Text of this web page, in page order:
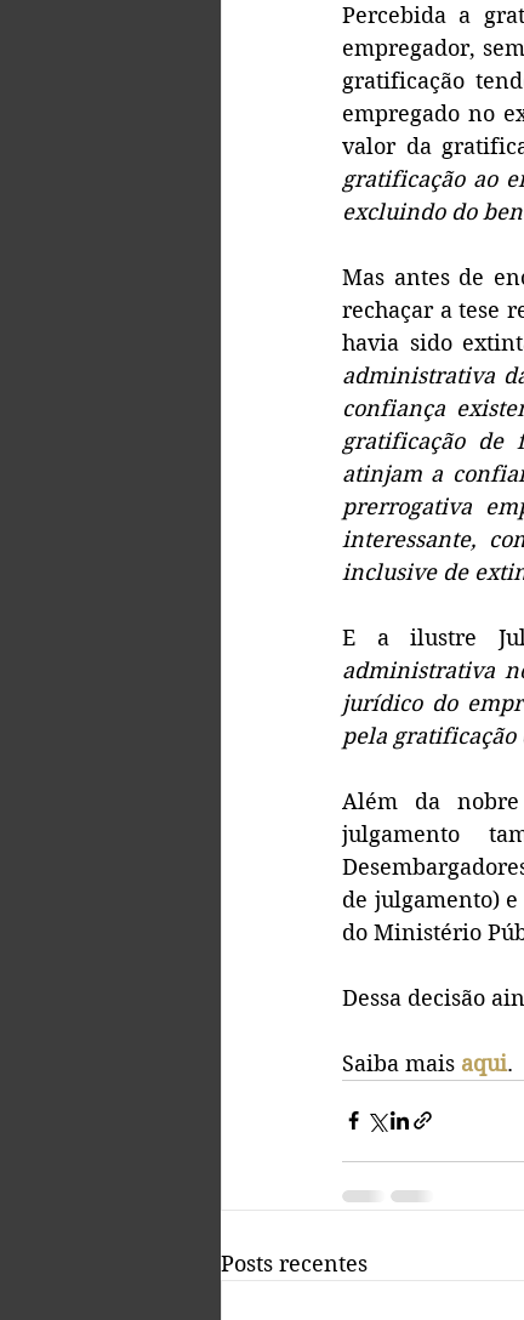
Percebida a
empregador,
gratificação
empregado no
valor da
gratificação ao
excluindo do
Mas antes de
rechaçar a tese
havia sido
administrativa
confiança
gratificação de
atinjam a
prerrogativa
interessante,
inclusive de
E a ilustre
administrativa
jurídico do
pela gratificação
Além da nobre
julgamento
de julgamento) e
do Ministério
Dessa decisão
Saiba mais aqui.
Posts recentes